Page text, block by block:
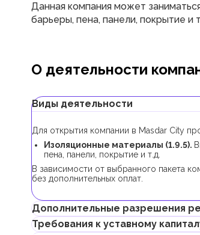
Данная компания может
барьеры, пена, панели, покрытие и
О деятельности
Виды деятельности
Для открытия компании в Masdar City
Изоляционные материалы (1.9.5).
пена, панели, покрытие и т.д.
В зависимости от выбранного пакета
без дополнительных оплат.
Дополнительные разрешения
Требования к уставному